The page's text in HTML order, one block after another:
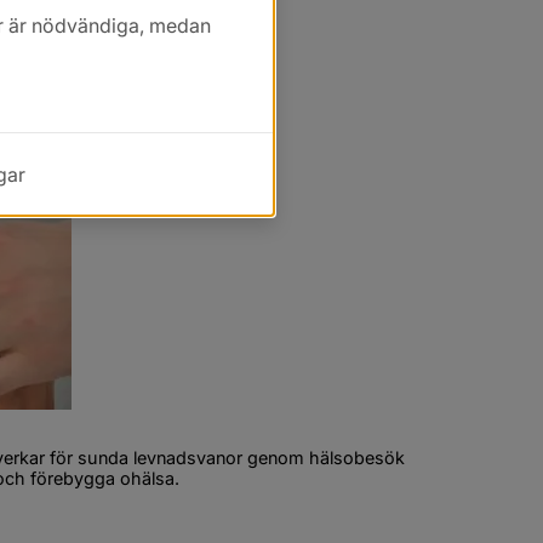
för sunda levnadsvanor genom hälsobesök
förebygga ohälsa.
nödvändiga, medan